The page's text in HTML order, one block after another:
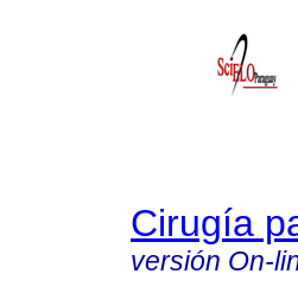
Cirugía
versión On-